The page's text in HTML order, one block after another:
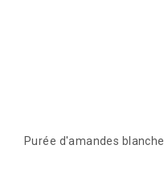
Purée d'amandes blanche